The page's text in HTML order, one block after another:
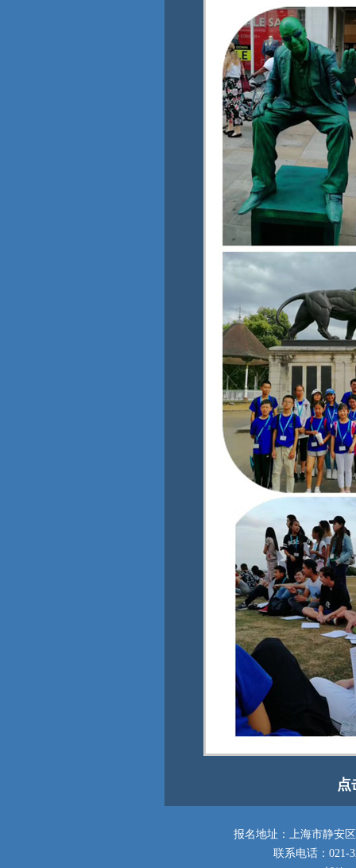
点
报名地址：上海市静安
联系电话：021-